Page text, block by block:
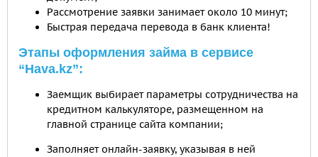
Рассмотрение заявки занимает около 10 минут;
Быстрая передача перевода в банк клиента!
Этапы оформления займа в сервисе
“Hava.kz”:
Заемщик выбирает параметры сотрудничества на
кредитном калькуляторе, размещенном на
главной странице сайта компании;
Заполняет онлайн-заявку, указывая в ней